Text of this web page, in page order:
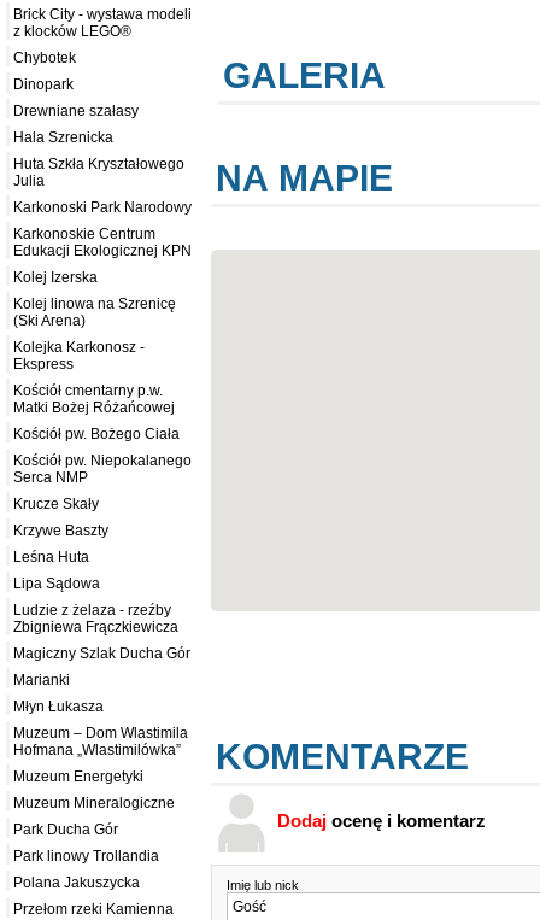
Brick City - wystawa modeli
z klocków LEGO®
Chybotek
Dinopark
Drewniane szałasy
Hala Szrenicka
Huta Szkła Kryształowego
Julia
Karkonoski Park Narodowy
Karkonoskie Centrum
Edukacji Ekologicznej KPN
Kolej Izerska
Kolej linowa na Szrenicę
(Ski Arena)
Kolejka Karkonosz -
Ekspress
Kościół cmentarny p.w.
Matki Bożej Różańcowej
Kościół pw. Bożego Ciała
Kościół pw. Niepokalanego
Serca NMP
Krucze Skały
Krzywe Baszty
Leśna Huta
Lipa Sądowa
Ludzie z żelaza - rzeźby
Zbigniewa Frączkiewicza
Magiczny Szlak Ducha Gór
Marianki
Młyn Łukasza
Muzeum – Dom Wlastimila
Hofmana „Wlastimilówka”
Muzeum Energetyki
Muzeum Mineralogiczne
Park Ducha Gór
Park linowy Trollandia
Polana Jakuszycka
Przełom rzeki Kamienna
GALERIA
NA MAPIE
KOMENTARZE
Dodaj ocenę i komentarz
Imię lub nick